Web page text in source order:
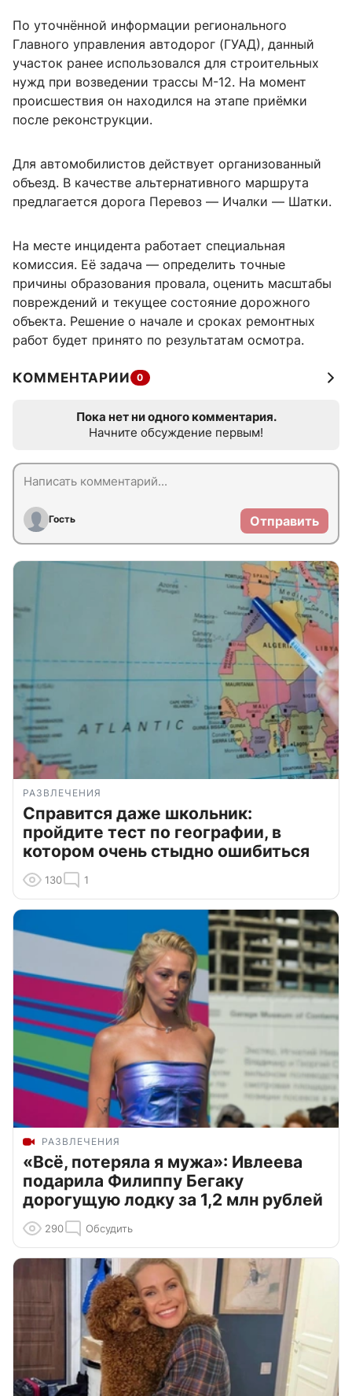
По уточнённой информации регионального
Главного управления автодорог (ГУАД), данный
участок ранее использовался для строительных
нужд при возведении трассы М-12. На момент
происшествия он находился на этапе приёмки
после реконструкции.
Для автомобилистов действует организованный
объезд. В качестве альтернативного маршрута
предлагается дорога Перевоз — Ичалки — Шатки.
На месте инцидента работает специальная
комиссия. Её задача — определить точные
причины образования провала, оценить масштабы
повреждений и текущее состояние дорожного
объекта. Решение о начале и сроках ремонтных
работ будет принято по результатам осмотра.
КОММЕНТАРИИ 0
Пока нет ни одного комментария.
Начните обсуждение первым!
Гость Отправить
РАЗВЛЕЧЕНИЯ
Справится даже школьник:
пройдите тест по географии, в
котором очень стыдно ошибиться
130 1
РАЗВЛЕЧЕНИЯ
«Всё, потеряла я мужа»: Ивлеева
подарила Филиппу Бегаку
дорогущую лодку за 1,2 млн рублей
290 Обсудить